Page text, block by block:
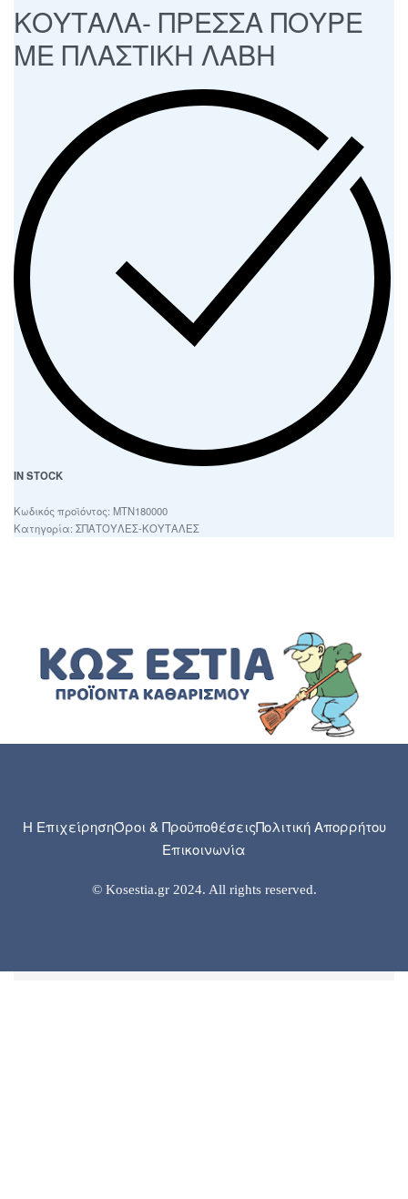
ΚΟΥΤΑΛΑ- ΠΡΕΣΣΑ ΠΟΥΡΕ
ΜΕ ΠΛΑΣΤΙΚΗ ΛΑΒΗ
IN STOCK
ΜΤΝ180000
Κατηγορία: ΣΠΑΤΟΥΛΕΣ-ΚΟΥΤΑΛΕΣ
Η ΕπιχείρησηΌροι & ΠροϋποθέσειςΠολιτική Απορρήτου
Επικοινωνία
© Kosestia.gr 2024. All rights reserved.